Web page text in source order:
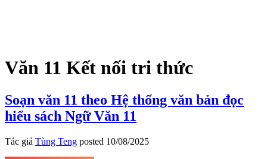
Văn 11 Kết nối tri thức
Soạn văn 11 theo Hệ thống văn bản đọc
hiểu sách Ngữ Văn 11
Tác giả Tùng Teng posted 10/08/2025